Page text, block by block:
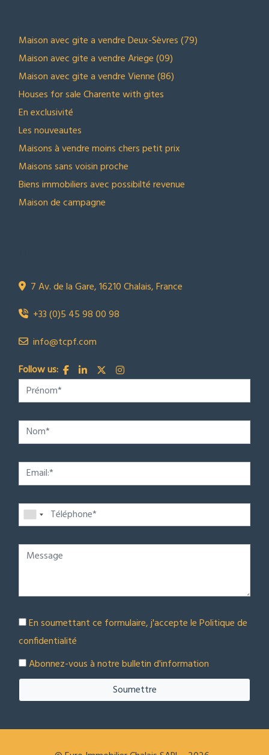
Maison avec gite a vendre Deux-Sèvres (79)
Maison avec gite a vendre Ariege (09)
Maison avec gite a vendre Vienne (86)
Houses for sale Charente with gites
En exclusivité
Les nouveautes
Maisons à vendre moins chers petit prix
Maisons sans voisin proche
Biens immobiliers avec possibilté revenue
Maison de campagne
7 Av. de la Gare, 16210 Chalais, France
+33 (0)5 45 98 00 98
info@tcpf.com
Follow us:
En soumettant ce formulaire, j'accepte lePolitique de
confidentialité
Abonnez-vous à notre bulletin d'information
Soumettre